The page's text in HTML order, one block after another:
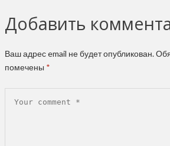
Добавить
Ваш адрес email не будет опубликован.
помечены *